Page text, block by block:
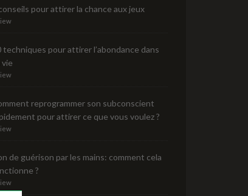
pour attirer la chance aux jeux
techniques pour attirer l’abondance dans
vie
reprogrammer son subconscient
pour attirer ce que vous voulez ?
de guérison par les mains: comment cela
?